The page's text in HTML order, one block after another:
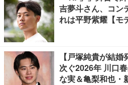
吉夢斗さん、コン
れは平野紫耀【モ
【戸塚純貴が結
次ぐ2026年 川口
な実＆亀梨和也・